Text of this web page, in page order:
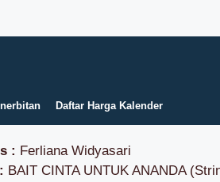
Daftar Harga Kalender
: Ferliana Widyasari
BAIT CINTA UNTUK ANANDA